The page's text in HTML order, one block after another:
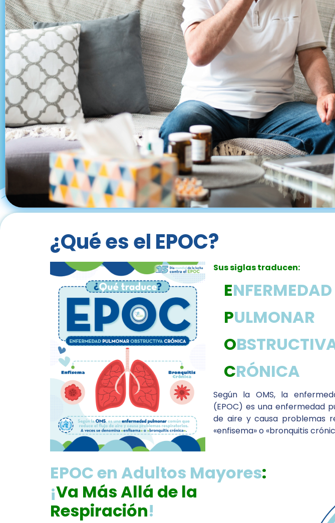
¿Qué es el EPOC?
Sus siglas traducen:
ENFERMEDAD
PULMONAR
O
CRÓNICA
Según la OMS, la
(EPOC) es una enfermedad
de aire y causa problemas
«enfisema» o «bronquitis
EPOC en Adultos Mayores:
¡Va Más Allá de la
Respiración!